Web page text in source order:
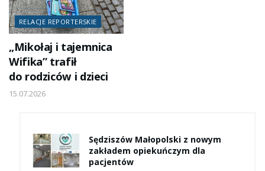
RELACJE REPORTERSKIE
„Mikołaj i tajemnica
Wifika” trafił
do rodziców i dzieci
15.07.2026
Sędziszów Małopolski z nowym
zakładem opiekuńczym dla
pacjentów